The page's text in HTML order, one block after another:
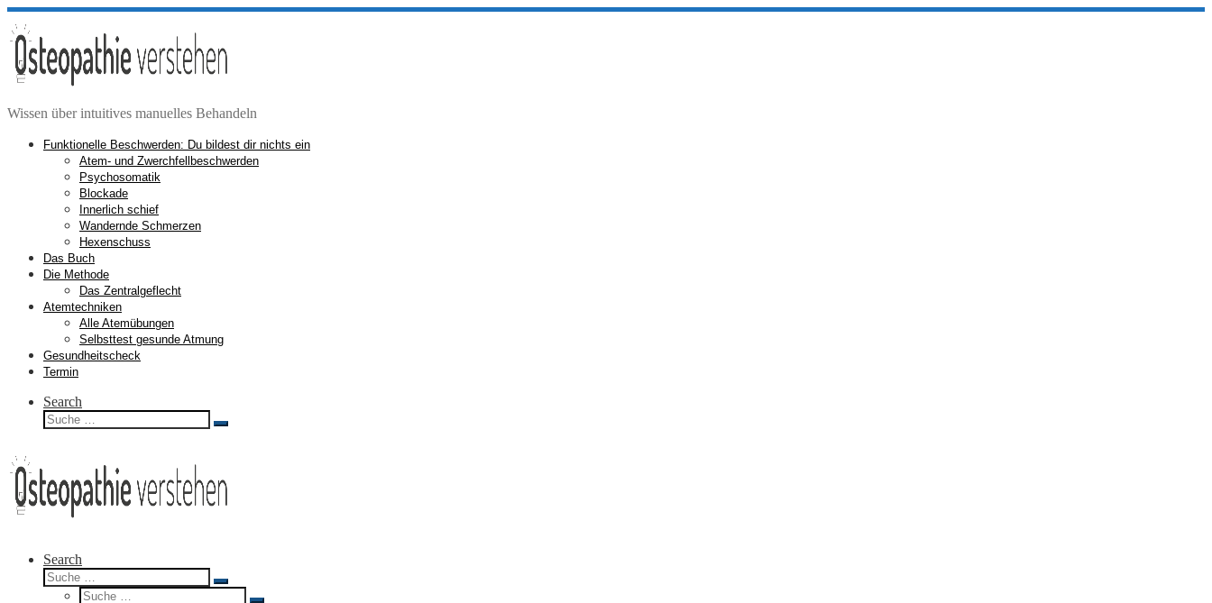
Zum
Inhalt
springen
Wissen über intuitives manuelles Behandeln
Funktionelle Beschwerden: Du bildest dir nichts ein
Atem- und Zwerchfellbeschwerden
Psychosomatik
Blockade
Innerlich schief
Wandernde Schmerzen
Hexenschuss
Das Buch
Die Methode
Das Zentralgeflecht
Atemtechniken
Alle Atemübungen
Selbsttest gesunde Atmung
Gesundheitscheck
Termin
Search
Suche
Suche
Search
Suche
Suche
Suche